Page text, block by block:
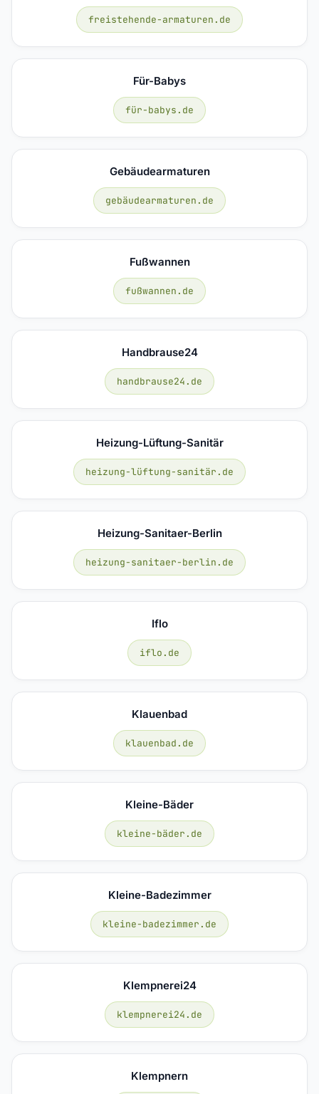
freistehende-armaturen.de
Für-Babys
für-babys.de
Gebäudearmaturen
gebäudearmaturen.de
Fußwannen
fußwannen.de
Handbrause24
handbrause24.de
Heizung-Lüftung-Sanitär
heizung-lüftung-sanitär.de
Heizung-Sanitaer-Berlin
heizung-sanitaer-berlin.de
Iflo
iflo.de
Klauenbad
klauenbad.de
Kleine-Bäder
kleine-bäder.de
Kleine-Badezimmer
kleine-badezimmer.de
Klempnerei24
klempnerei24.de
Klempnern